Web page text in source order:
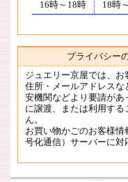
16時～18時
18時
プライバシー
ジュエリー京屋では、お
住所・メールアドレス
安機関などより要請が
に譲渡、または利用す
ん。
お買い物かごのお客様情
号化通信）サーバーに対